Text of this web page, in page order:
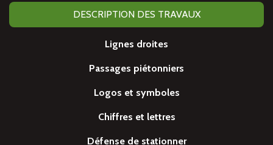
DESCRIPTION DES TRAVAUX
Lignes droites
Passages piétonniers
Logos et symboles
Chiffres et lettres
Défense de stationner